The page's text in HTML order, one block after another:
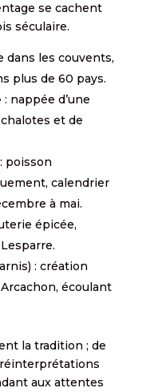
se cachent
séculaire.
dans les couvents,
plus de 60 pays.
: nappée d’une
et de
: poisson
calendrier
à mai.
épicée,
: création
écoulant
la tradition ; de
réinterprétations
aux attentes